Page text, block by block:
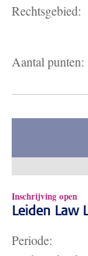
Rechtsgebied:
Aantal punten:
Inschrijving open
Leiden Law
Periode: